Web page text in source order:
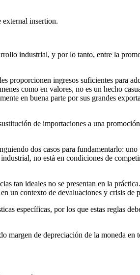
insertion.
industrial, y por lo tanto, entre la
proporcionen ingresos suficientes para
como en valores, no es un hecho
en buena parte por sus grandes
de importaciones a una
dos casos para fundamentarlo:
no está en condiciones de
tan ideales no se presentan en la
un contexto de devaluaciones y crisis de
específicas, por los que estas reglas
margen de depreciación de la moneda en